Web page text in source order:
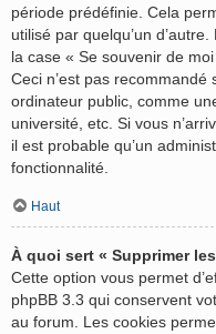
période prédéfinie. Cela
utilisé par quelqu’un
la case « Se souvenir de
Ceci n’est pas
ordinateur public, comme
université, etc. Si vous
il est probable qu’un
fonctionnalité.
Haut
À quoi sert « Supprimer
Cette option vous permet
phpBB 3.3 qui conservent
au forum. Les cookies